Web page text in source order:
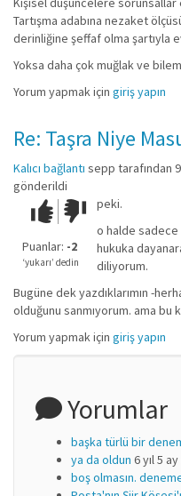
Tartışma adabına nezaket
derinliğine şeffaf olma şartıyla
Yoksa daha çok muğlak ve
Yorum yapmak için giriş yapın
Re: Taşra Niye
Kalıcı bağlantı sepp tarafından
gönderildi
Çok iyi!O
kadar
iyi
değil!
Puanlar: -2
‘yukarı’ dedin
peki.
o halde
hukuka
diliyorum.
Bugüne dek yazdıklarımın -
olduğunu sanmıyorum. ama bu
Yorum yapmak için giriş yapın
Yorumlar
başka türlü bir
ya da oldun 6 yıl 5
boş olmasın.